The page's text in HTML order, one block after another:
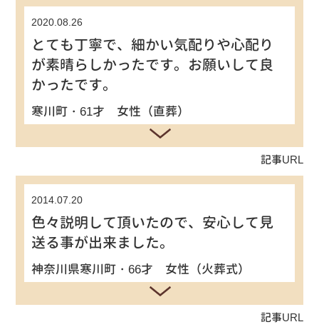
2020.08.26
とても丁寧で、細かい気配りや心配り
が素晴らしかったです。お願いして良
かったです。
寒川町・61才 女性（直葬）
記事URL
2014.07.20
色々説明して頂いたので、安心して見
送る事が出来ました。
神奈川県寒川町・66才 女性（火葬式）
記事URL